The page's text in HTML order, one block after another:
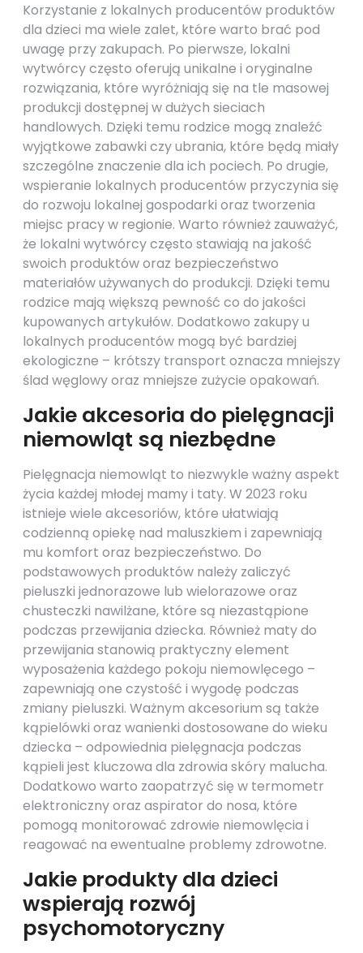
Korzystanie z lokalnych producentów produktów
dla dzieci ma wiele zalet, które warto brać pod
uwagę przy zakupach. Po pierwsze, lokalni
wytwórcy często oferują unikalne i oryginalne
rozwiązania, które wyróżniają się na tle masowej
produkcji dostępnej w dużych sieciach
handlowych. Dzięki temu rodzice mogą znaleźć
wyjątkowe zabawki czy ubrania, które będą miały
szczególne znaczenie dla ich pociech. Po drugie,
wspieranie lokalnych producentów przyczynia się
do rozwoju lokalnej gospodarki oraz tworzenia
miejsc pracy w regionie. Warto również zauważyć,
że lokalni wytwórcy często stawiają na jakość
swoich produktów oraz bezpieczeństwo
materiałów używanych do produkcji. Dzięki temu
rodzice mają większą pewność co do jakości
kupowanych artykułów. Dodatkowo zakupy u
lokalnych producentów mogą być bardziej
ekologiczne – krótszy transport oznacza mniejszy
ślad węglowy oraz mniejsze zużycie opakowań.
Jakie akcesoria do pielęgnacji
niemowląt są niezbędne
Pielęgnacja niemowląt to niezwykle ważny aspekt
życia każdej młodej mamy i taty. W 2023 roku
istnieje wiele akcesoriów, które ułatwiają
codzienną opiekę nad maluszkiem i zapewniają
mu komfort oraz bezpieczeństwo. Do
podstawowych produktów należy zaliczyć
pieluszki jednorazowe lub wielorazowe oraz
chusteczki nawilżane, które są niezastąpione
podczas przewijania dziecka. Również maty do
przewijania stanowią praktyczny element
wyposażenia każdego pokoju niemowlęcego –
zapewniają one czystość i wygodę podczas
zmiany pieluszki. Ważnym akcesorium są także
kąpielówki oraz wanienki dostosowane do wieku
dziecka – odpowiednia pielęgnacja podczas
kąpieli jest kluczowa dla zdrowia skóry malucha.
Dodatkowo warto zaopatrzyć się w termometr
elektroniczny oraz aspirator do nosa, które
pomogą monitorować zdrowie niemowlęcia i
reagować na ewentualne problemy zdrowotne.
Jakie produkty dla dzieci
wspierają rozwój
psychomotoryczny